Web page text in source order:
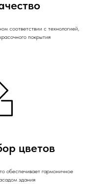
соответствии с технологией,
покрытия
цветов
обеспечивает гармоничное
здания